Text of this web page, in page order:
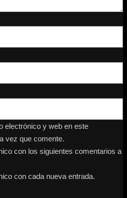
electrónico y web en este
vez que comente.
con los siguientes comentarios a
con cada nueva entrada.